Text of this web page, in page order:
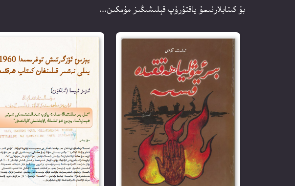
بۇ كىتابلارنىمۇ ياقتۇرۇپ قېلىشىڭىز مۇمكىن...